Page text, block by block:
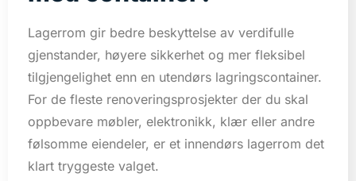
Lagerrom gir bedre beskyttelse av verdifulle
gjenstander, høyere sikkerhet og mer fleksibel
tilgjengelighet enn en utendørs lagringscontainer.
For de fleste renoveringsprosjekter der du skal
oppbevare møbler, elektronikk, klær eller andre
følsomme eiendeler, er et innendørs lagerrom det
klart tryggeste valget.